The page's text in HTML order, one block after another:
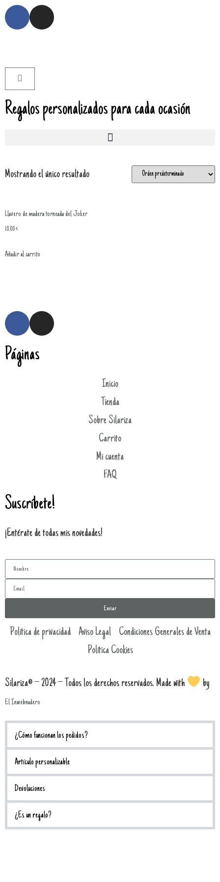
Regalos personalizados para cada ocasión
Mostrando el único resultado
Llavero de madera torneada del Joker
10.00€
Añadir al carrito
Páginas
Inicio
Tienda
Sobre Silariza
Carrito
Mi cuenta
FAQ
Suscríbete!
¡Entérate de todas mis novedades!
Enviar
Política de privacidad Aviso Legal
Condiciones Generales de Venta
Política Cookies
Silariza® – 2024 – Todos los derechos reservados. Made with by
El Inwebnadero
¿Cómo funcionan los pedidos?
Artículo personalizable
Devoluciones
¿Es un regalo?